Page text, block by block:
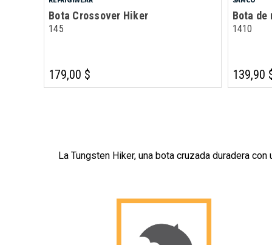
Bota Crossover Hiker
145
179,00 $
Bota de
1410
139,90
La Tungsten Hiker, una bota cruzada duradera